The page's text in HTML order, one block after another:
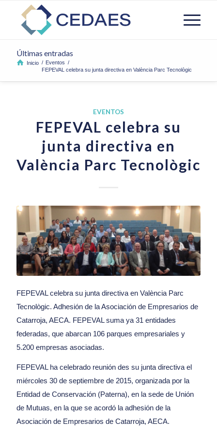
Últimas entradas
Inicio / Eventos /
FEPEVAL celebra su junta directiva en València Parc Tecnològic
EVENTOS
FEPEVAL celebra su
junta directiva en
València Parc Tecnològic
FEPEVAL celebra su junta directiva en València Parc
Tecnològic. Adhesión de la Asociación de Empresarios de
Catarroja, AECA. FEPEVAL suma ya 31 entidades
federadas, que abarcan 106 parques empresariales y
5.200 empresas asociadas.
FEPEVAL ha celebrado reunión des su junta directiva el
miércoles 30 de septiembre de 2015, organizada por la
Entidad de Conservación (Paterna), en la sede de Unión
de Mutuas, en la que se acordó la adhesión de la
Asociación de Empresarios de Catarroja, AECA.